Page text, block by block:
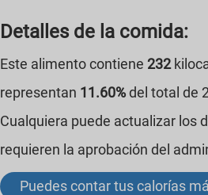
Detalles de la comida:
Este alimento contiene232
representan 11.60%del total de
Cualquiera puede actualizar los
requieren la aprobación del
Puedes contar tus calorías